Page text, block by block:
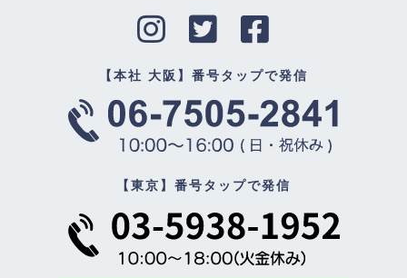
【本社 大阪】番号タップで発信
【東京】番号タップで発信